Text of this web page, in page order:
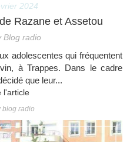
2024
Razane et Assetou
Blog radio
adolescentes qui fréquentent
à Trappes. Dans le cadre
que leur...
l'article
blog radio